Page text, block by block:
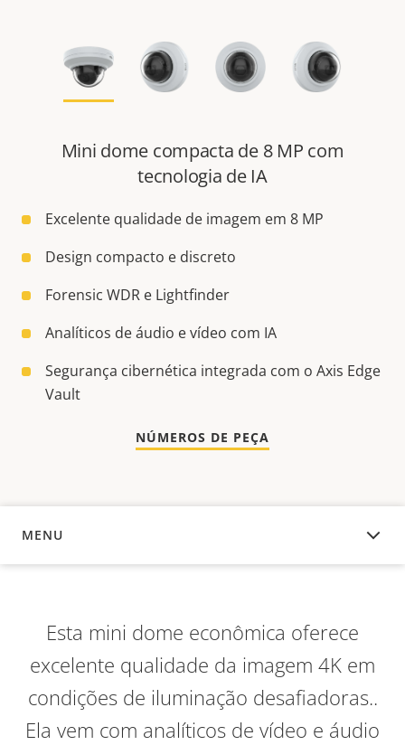
Mini dome compacta de 8 MP com
tecnologia de IA
Excelente qualidade de imagem em 8 MP
Design compacto e discreto
Forensic WDR e Lightfinder
Analíticos de áudio e vídeo com IA
Segurança cibernética integrada com o Axis Edge
Vault
NÚMEROS DE PEÇA
MENU
VISÃO GERAL
Esta mini dome econômica oferece
excelente qualidade da imagem 4K em
condições de iluminação desafiadoras..
Ela vem com analíticos de vídeo e áudio